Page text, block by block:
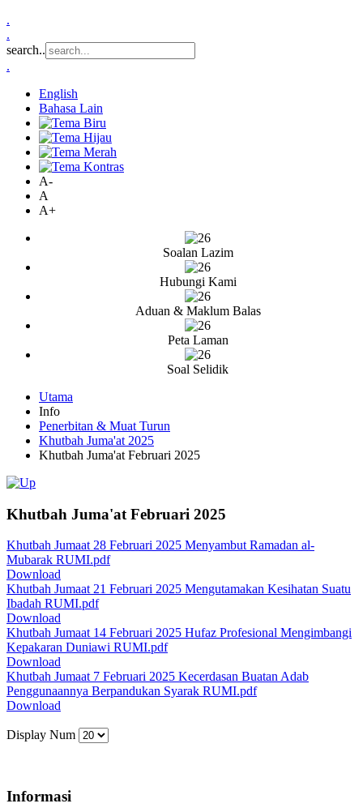
.
.
search..
.
English
Bahasa Lain
A-
A
A+
Soalan Lazim
Hubungi Kami
Aduan & Maklum Balas
Peta Laman
Soal Selidik
Utama
Info
Penerbitan & Muat Turun
Khutbah Juma'at 2025
Khutbah Juma'at Februari 2025
Khutbah Juma'at Februari 2025
Khutbah Jumaat 28 Februari 2025 Menyambut Ramadan al-
Mubarak RUMI.pdf
Download
Khutbah Jumaat 21 Februari 2025 Mengutamakan Kesihatan Suatu
Ibadah RUMI.pdf
Download
Khutbah Jumaat 14 Februari 2025 Hufaz Profesional Mengimbangi
Kepakaran Duniawi RUMI.pdf
Download
Khutbah Jumaat 7 Februari 2025 Kecerdasan Buatan Adab
Penggunaannya Berpandukan Syarak RUMI.pdf
Download
Display Num
Informasi